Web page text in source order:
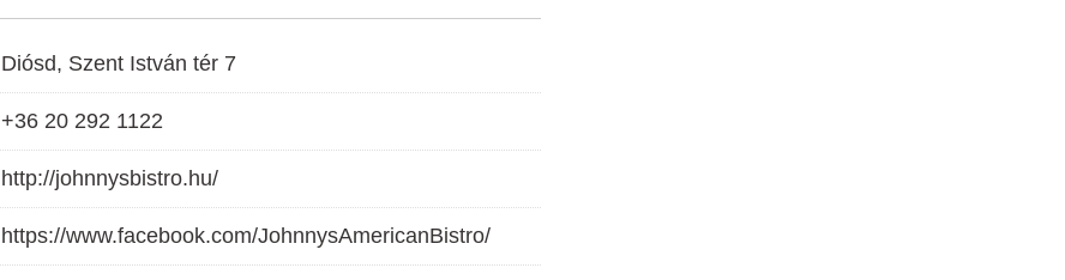
Diósd, Szent István tér 7
+36 20 292 1122
http://johnnysbistro.hu/
https://www.facebook.com/JohnnysAmericanBistro/